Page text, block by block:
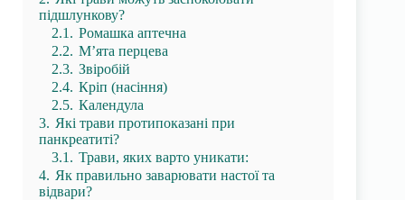
підшлункову?
2.1. Ромашка аптечна
2.2. М’ята перцева
2.3. Звіробій
2.4. Кріп (насіння)
2.5. Календула
3. Які трави протипоказані при
панкреатиті?
3.1. Трави, яких варто уникати:
4. Як правильно заварювати настої та
відвари?